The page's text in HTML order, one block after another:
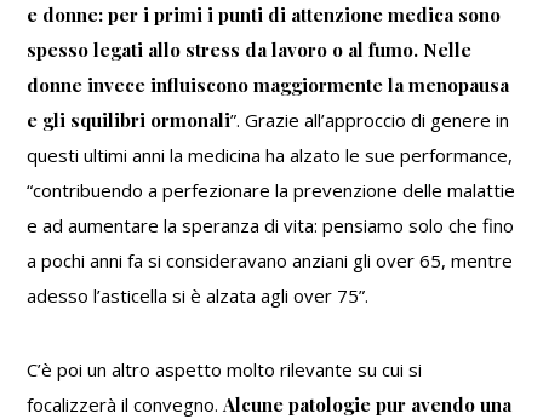
e donne: per i primi i punti di attenzione medica sono
spesso legati allo stress da lavoro o al fumo. Nelle
donne invece influiscono maggiormente la menopausa
e gli squilibri ormonali”. Grazie all’approccio di genere in
questi ultimi anni la medicina ha alzato le sue performance,
“contribuendo a perfezionare la prevenzione delle malattie
e ad aumentare la speranza di vita: pensiamo solo che fino
a pochi anni fa si consideravano anziani gli over 65, mentre
adesso l’asticella si è alzata agli over 75”.
C’è poi un altro aspetto molto rilevante su cui si
focalizzerà il convegno.Alcune patologie pur avendo una